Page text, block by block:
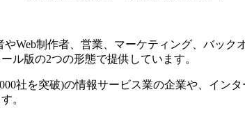
Web制作者、営業、マーケティング、バック
ル版の2つの形態で提供しています。
社を突破)の情報サービス業の企業や、イン
。